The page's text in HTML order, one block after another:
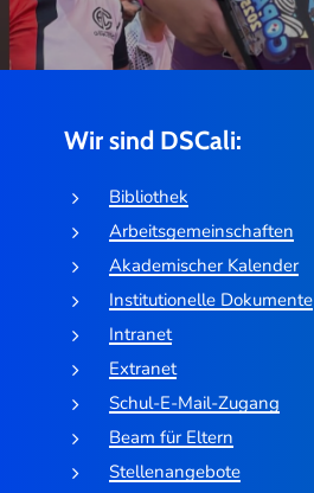
Wir sind DSCali:
Bibliothek
Arbeitsgemeinschaften
Akademischer Kalender
Institutionelle Dokumente
Intranet
Extranet
Schul-E-Mail-Zugang
Beam für Eltern
Stellenangebote